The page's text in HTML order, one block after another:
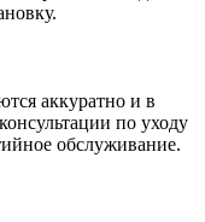
аккуратно и в
по уходу
обслуживание.